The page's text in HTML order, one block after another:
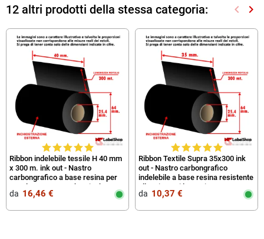
12 altri prodotti della stessa categoria: keyboard_arrow_left keyboard_arrow_right
Ribbon indelebile tessile H 40 mm
x 300 m. ink out - Nastro
carbongrafico a base resina per
textyle e stone wash - Ricoh
D110A
da‎ ‎ 16,46 €
Ribbon Textile Supra 35x300 ink
out - Nastro carbongrafico
indelebile a base resina resistente
allo stiro e ai lavaggi
da‎ ‎ 10,37 €